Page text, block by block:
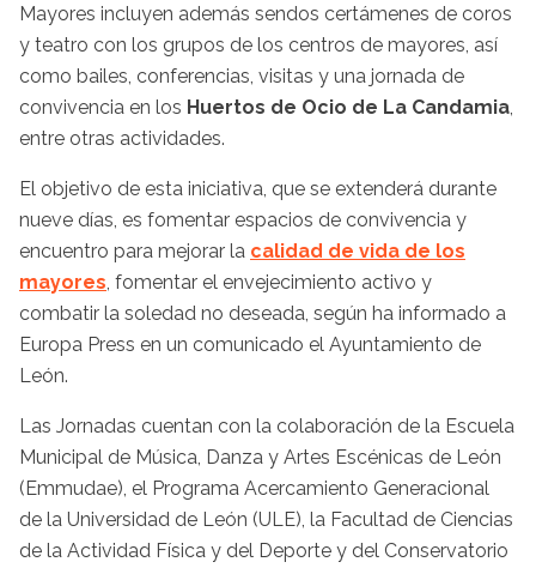
Mayores incluyen además sendos certámenes de coros
y teatro con los grupos de los centros de mayores, así
como bailes, conferencias, visitas y una jornada de
convivencia en los Huertos de Ocio de La Candamia,
entre otras actividades.
El objetivo de esta iniciativa, que se extenderá durante
nueve días, es fomentar espacios de convivencia y
encuentro para mejorar la calidad de vida de los
mayores, fomentar el envejecimiento activo y
combatir la soledad no deseada, según ha informado a
Europa Press en un comunicado el Ayuntamiento de
León.
Las Jornadas cuentan con la colaboración de la Escuela
Municipal de Música, Danza y Artes Escénicas de León
(Emmudae), el Programa Acercamiento Generacional
de la Universidad de León (ULE), la Facultad de Ciencias
de la Actividad Física y del Deporte y del Conservatorio